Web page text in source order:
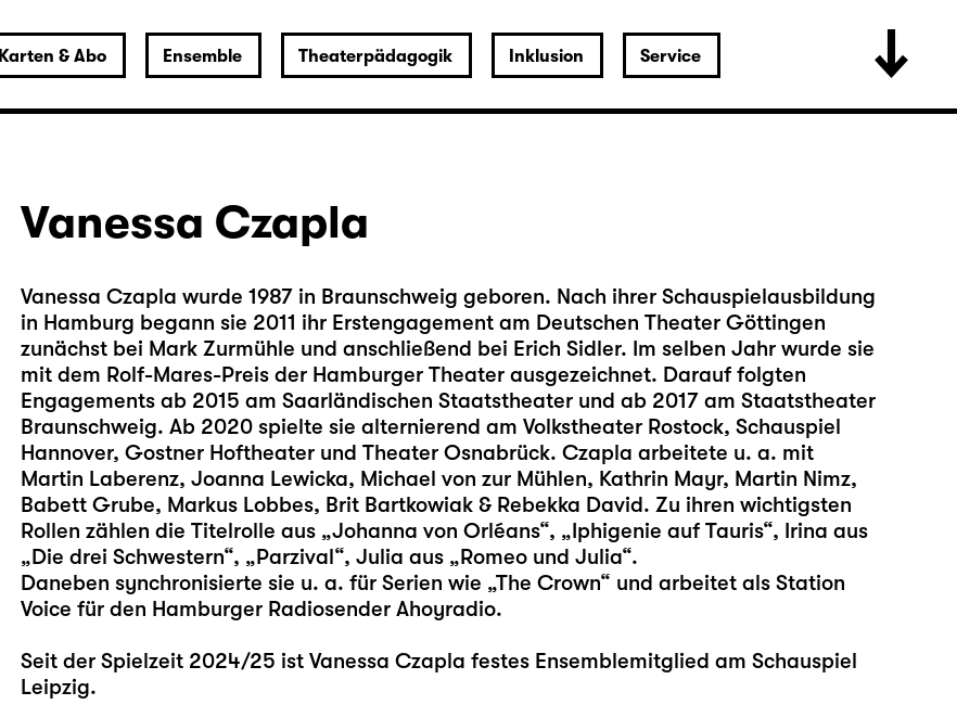
Karten & Abo Ensemble Theaterpädagogik Inklusion Service
Vanessa Czapla
Vanessa Czapla wurde 1987 in Braunschweig geboren. Nach ihrer Schauspielausbildung
in Hamburg begann sie 2011 ihr Erstengagement am Deutschen Theater Göttingen
zunächst bei Mark Zurmühle und anschließend bei Erich Sidler. Im selben Jahr wurde sie
mit dem Rolf-Mares-Preis der Hamburger Theater ausgezeichnet. Darauf folgten
Engagements ab 2015 am Saarländischen Staatstheater und ab 2017 am Staatstheater
Braunschweig. Ab 2020 spielte sie alternierend am Volkstheater Rostock, Schauspiel
Hannover, Gostner Hoftheater und Theater Osnabrück. Czapla arbeitete u. a. mit
Martin Laberenz, Joanna Lewicka, Michael von zur Mühlen, Kathrin Mayr, Martin Nimz,
Babett Grube, Markus Lobbes, Brit Bartkowiak & Rebekka David. Zu ihren wichtigsten
Rollen zählen die Titelrolle aus „Johanna von Orléans“, „Iphigenie auf Tauris“, Irina aus
„Die drei Schwestern“, „Parzival“, Julia aus „Romeo und Julia“.
Daneben synchronisierte sie u. a. für Serien wie „The Crown“ und arbeitet als Station
Voice für den Hamburger Radiosender Ahoyradio.
Seit der Spielzeit 2024/25 ist Vanessa Czapla festes Ensemblemitglied am Schauspiel
Leipzig.